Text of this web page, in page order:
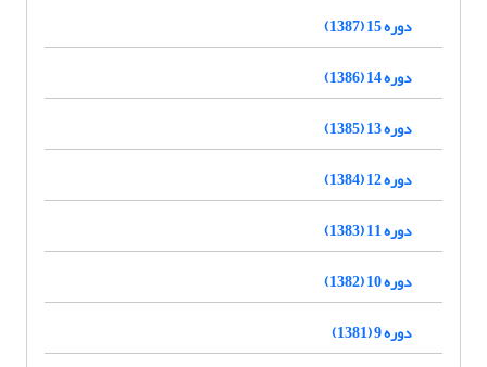
دوره 15 (1387)
دوره 14 (1386)
دوره 13 (1385)
دوره 12 (1384)
دوره 11 (1383)
دوره 10 (1382)
دوره 9 (1381)